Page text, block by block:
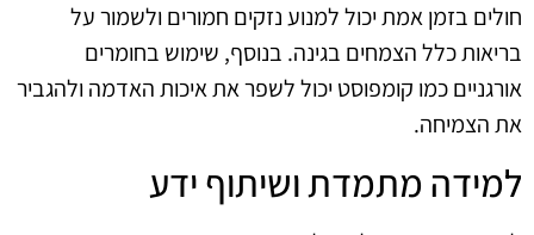
חולים בזמן אמת יכול למנוע נזקים חמורים ולשמור על
בריאות כלל הצמחים בגינה. בנוסף, שימוש בחומרים
אורגניים כמו קומפוסט יכול לשפר את איכות האדמה ולהגביר
את הצמיחה.
למידה מתמדת ושיתוף ידע